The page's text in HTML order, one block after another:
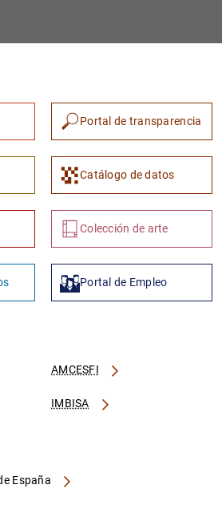
Portal de transparencia
Catálogo de datos
Colección de arte
Portal de Empleo
AMCESFI
IMBISA
España